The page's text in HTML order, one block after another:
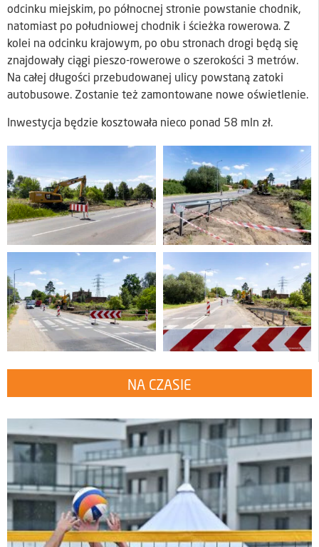
odcinku miejskim, po północnej stronie powstanie chodnik,
natomiast po południowej chodnik i ścieżka rowerowa. Z
kolei na odcinku krajowym, po obu stronach drogi będą się
znajdowały ciągi pieszo-rowerowe o szerokości 3 metrów.
Na całej długości przebudowanej ulicy powstaną zatoki
autobusowe. Zostanie też zamontowane nowe oświetlenie.
Inwestycja będzie kosztowała nieco ponad 58 mln zł.
NA CZASIE